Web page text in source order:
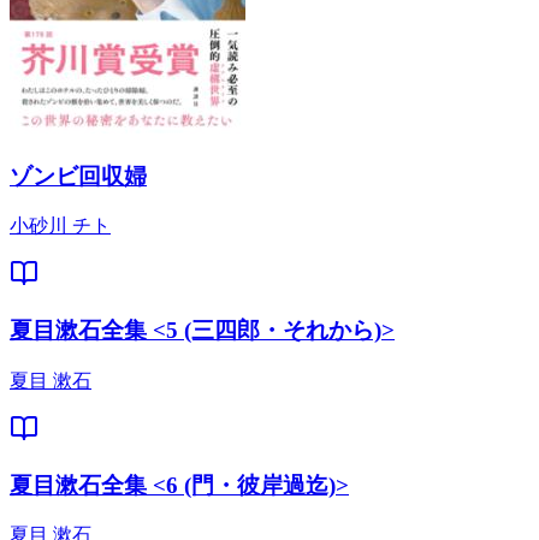
ゾンビ回収婦
小砂川 チト
夏目漱石全集 <5 (三四郎・それから)>
夏目 漱石
夏目漱石全集 <6 (門・彼岸過迄)>
夏目 漱石